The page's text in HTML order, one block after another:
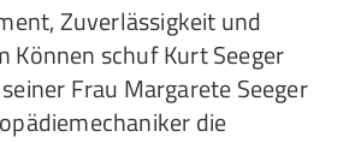
Zuverlässigkeit und
Können schuf Kurt Seeger
Frau Margarete Seeger
die